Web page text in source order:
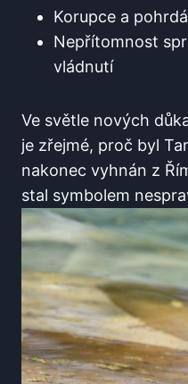
Korupce a
Nepřítomnost
vládnutí
Ve světle nových
je zřejmé, proč byl
nakonec vyhnán z
stal symbolem